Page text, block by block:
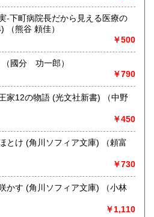
下町病院長だから見える医療の
末路 (中公新書ラクレ 844) （熊谷 頼佳）
￥500
スピノザ──読む人の肖像 （國分 功一郎）
￥790
の物語 (光文社新書) （中野
￥450
(角川ソフィア文庫) （頼富
￥730
(角川ソフィア文庫) （小林
￥1,110